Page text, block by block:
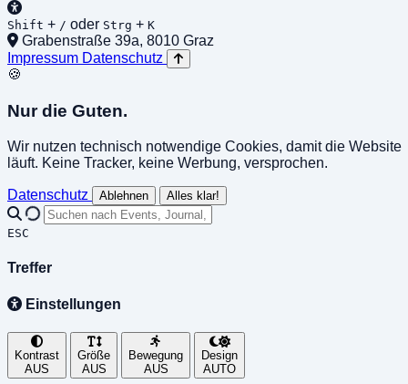
Shift + / oder Strg + K
Grabenstraße 39a, 8010 Graz
Impressum Datenschutz
🍪
Nur die Guten.
Wir nutzen technisch notwendige Cookies, damit die Website
läuft. Keine Tracker, keine Werbung, versprochen.
Datenschutz Ablehnen Alles klar!
ESC
Treffer
Einstellungen
Kontrast
AUS
Größe
AUS
Bewegung
AUS
Design
AUTO